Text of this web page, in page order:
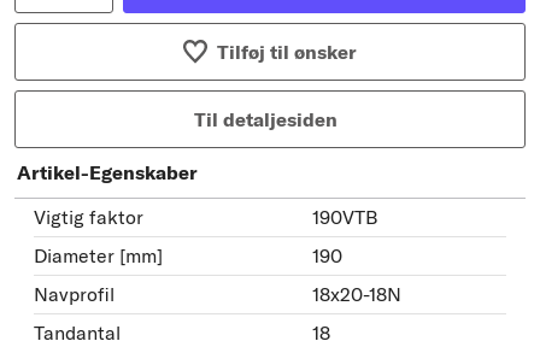
Tilføj til ønsker
Til detaljesiden
Artikel-Egenskaber
Vigtig faktor
190VTB
Diameter [mm]
190
Navprofil
18x20-18N
Tandantal
18